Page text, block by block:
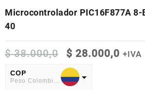
Microcontrolador PIC16F877A 8-
40
$38.000,0
El
original
era:
$ 28.000,0 El
+IVA
COP